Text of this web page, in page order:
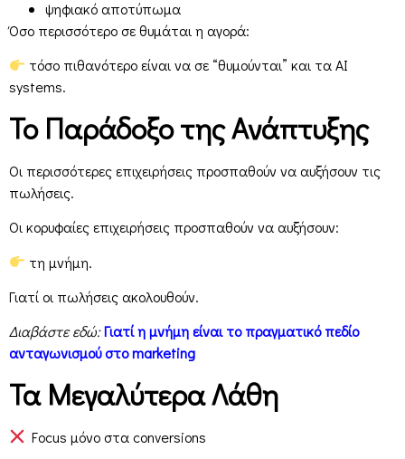
ψηφιακό αποτύπωμα
Όσο περισσότερο σε θυμάται η αγορά:
τόσο πιθανότερο είναι να σε “θυμούνται” και τα AI
systems.
Το Παράδοξο της Ανάπτυξης
Οι περισσότερες επιχειρήσεις προσπαθούν να αυξήσουν τις
πωλήσεις.
Οι κορυφαίες επιχειρήσεις προσπαθούν να αυξήσουν:
τη μνήμη.
Γιατί οι πωλήσεις ακολουθούν.
Διαβάστε εδώ:Γιατί η μνήμη είναι το πραγματικό πεδίο
ανταγωνισμού στο marketing
Τα Μεγαλύτερα Λάθη
Focus μόνο στα conversions